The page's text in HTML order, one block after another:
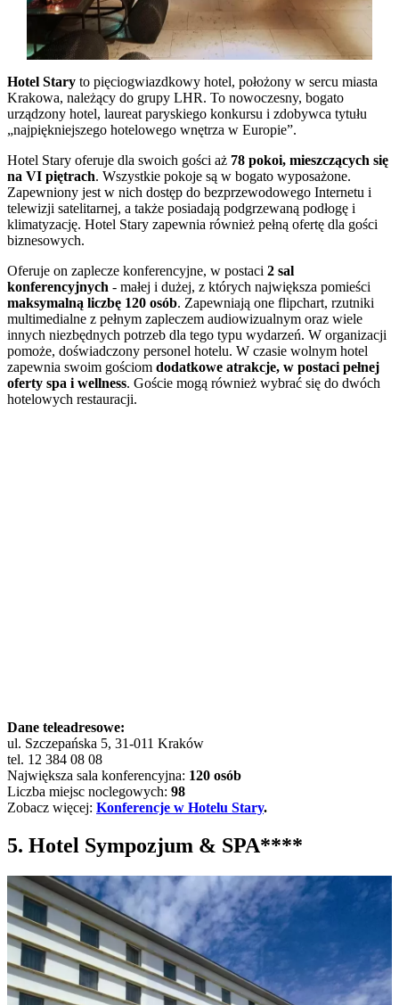
Hotel Stary to pięciogwiazdkowy hotel, położony w sercu miasta
Krakowa, należący do grupy LHR. To nowoczesny, bogato
urządzony hotel, laureat paryskiego konkursu i zdobywca tytułu
„najpiękniejszego hotelowego wnętrza w Europie”.
Hotel Stary oferuje dla swoich gości aż 78 pokoi, mieszczących się
na VI piętrach. Wszystkie pokoje są w bogato wyposażone.
Zapewniony jest w nich dostęp do bezprzewodowego Internetu i
telewizji satelitarnej, a także posiadają podgrzewaną podłogę i
klimatyzację. Hotel Stary zapewnia również pełną ofertę dla gości
biznesowych.
Oferuje on zaplecze konferencyjne, w postaci 2 sal
konferencyjnych - małej i dużej, z których największa pomieści
maksymalną liczbę 120 osób. Zapewniają one flipchart, rzutniki
multimedialne z pełnym zapleczem audiowizualnym oraz wiele
innych niezbędnych potrzeb dla tego typu wydarzeń. W organizacji
pomoże, doświadczony personel hotelu. W czasie wolnym hotel
zapewnia swoim gościom dodatkowe atrakcje, w postaci pełnej
oferty spa i wellness. Goście mogą również wybrać się do dwóch
hotelowych restauracji.
Dane teleadresowe:
ul. Szczepańska 5, 31-011 Kraków
tel. 12 384 08 08
Największa sala konferencyjna: 120 osób
Liczba miejsc noclegowych: 98
Zobacz więcej: Konferencje w Hotelu Stary.
5. Hotel Sympozjum & SPA****